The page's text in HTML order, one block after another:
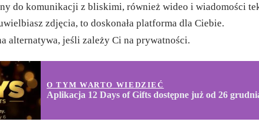
do komunikacji z bliskimi, również wideo i wiadomości
zdjęcia, to doskonała platforma dla Ciebie.
alternatywa, jeśli zależy Ci na prywatności.
O TYM WARTO WIEDZIEĆ
Aplikacja 12 Days of Gifts dostępne już od 26